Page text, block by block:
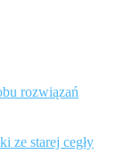
rozwiązań
ze starej cegły